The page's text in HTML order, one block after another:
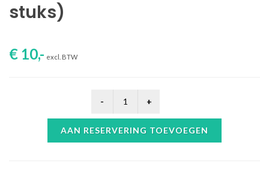
stuks)
€ 10,- excl. BTW
AAN RESERVERING TOEVOEGEN